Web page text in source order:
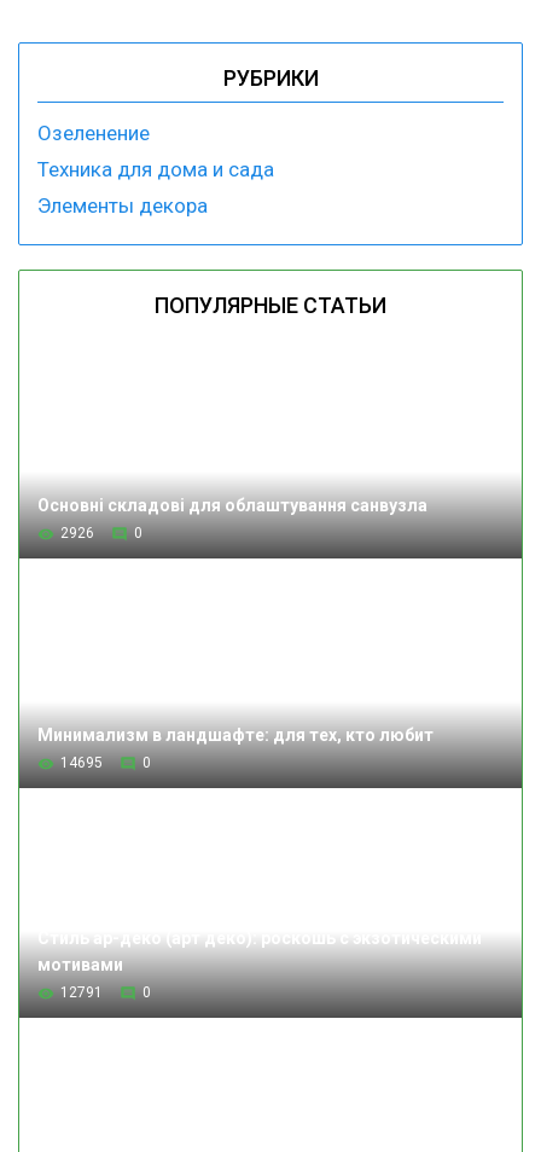
РУБРИКИ
Озеленение
Техника для дома и сада
Элементы декора
ПОПУЛЯРНЫЕ СТАТЬИ
Основні складові для облаштування санвузла
2926 0
Минимализм в ландшафте: для тех, кто любит
14695 0
мотивами
12791 0